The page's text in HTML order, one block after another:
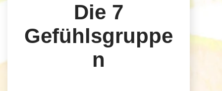
Die 7
Gefühlsgruppe
n